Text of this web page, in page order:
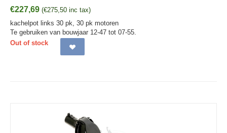
€227,69 (€275,50 inc tax)
kachelpot links 30 pk, 30 pk motoren
Te gebruiken van bouwjaar 12-47 tot 07-55.
Out of stock